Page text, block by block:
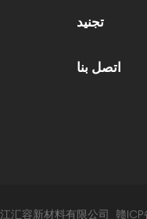
تجنيد
اتصل بنا
汇容新材料有限公司 赣